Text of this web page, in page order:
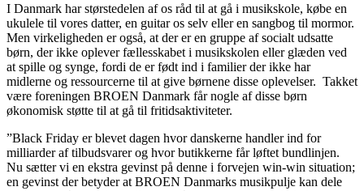
I Danmark har størstedelen af os råd til at gå i musikskole, købe en
ukulele til vores datter, en guitar os selv eller en sangbog til mormor.
Men virkeligheden er også, at der er en gruppe af socialt udsatte
børn, der ikke oplever fællesskabet i musikskolen eller glæden ved
at spille og synge, fordi de er født ind i familier der ikke har
midlerne og ressourcerne til at give børnene disse oplevelser. Takket
være foreningen BROEN Danmark får nogle af disse børn
økonomisk støtte til at gå til fritidsaktiviteter.
”Black Friday er blevet dagen hvor danskerne handler ind for
milliarder af tilbudsvarer og hvor butikkerne får løftet bundlinjen.
Nu sætter vi en ekstra gevinst på denne i forvejen win-win situation;
en gevinst der betyder at BROEN Danmarks musikpulje kan dele